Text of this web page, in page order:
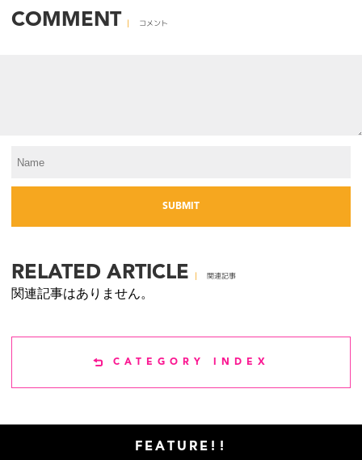
COMMENT コメント
RELATED ARTICLE 関連記事
関連記事はありません。
CATEGORY INDEX
FEATURE!!